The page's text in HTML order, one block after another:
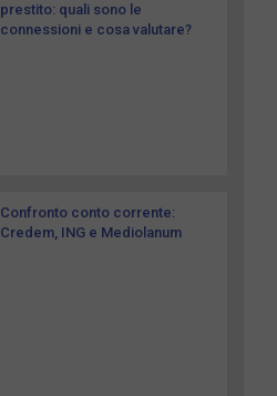
prestito: quali sono le
connessioni e cosa valutare?
Confronto conto corrente:
Credem, ING e Mediolanum